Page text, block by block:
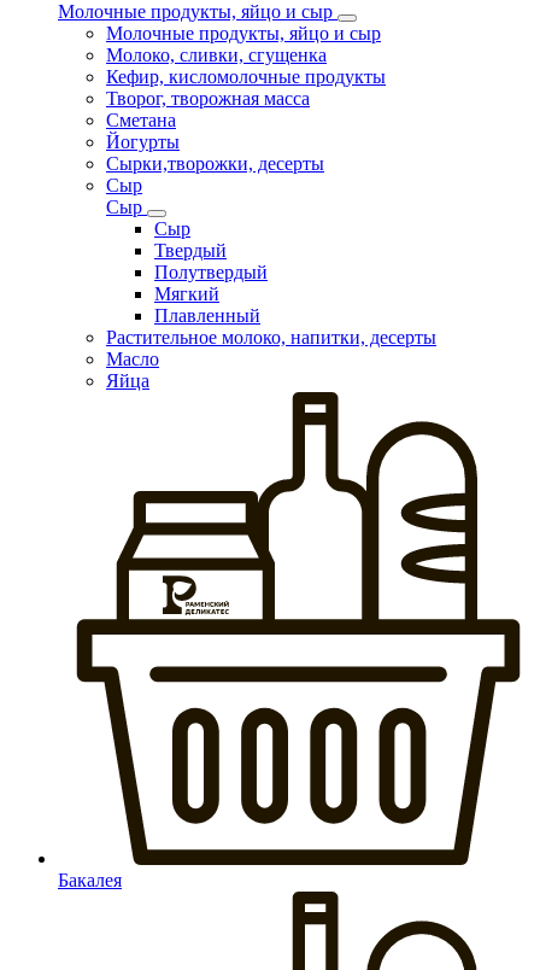
Молочные продукты, яйцо и сыр
Молочные продукты, яйцо и сыр
Молоко, сливки, сгущенка
Кефир, кисломолочные продукты
Творог, творожная масса
Сметана
Йогурты
Сырки,творожки, десерты
Сыр
Сыр
Сыр
Твердый
Полутвердый
Мягкий
Плавленный
Растительное молоко, напитки, десерты
Масло
Яйца
Бакалея